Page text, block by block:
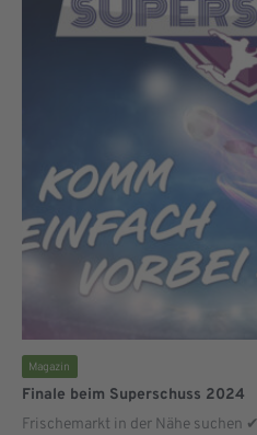
Magazin
Finale beim Superschuss 2024
Frischemarkt in der Nähe suchen